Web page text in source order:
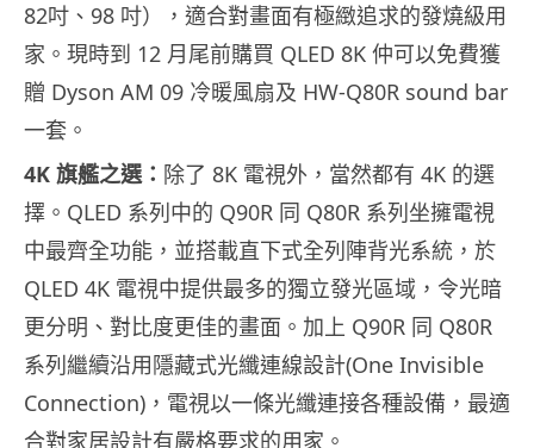
82吋、98 吋），適合對畫面有極緻追求的發燒級用
家。現時到 12 月尾前購買 QLED 8K 仲可以免費獲
贈 Dyson AM 09 冷暖風扇及 HW-Q80R sound bar
一套。
4K 旗艦之選： 除了 8K 電視外，當然都有 4K 的選
擇。QLED 系列中的 Q90R 同 Q80R 系列坐擁電視
中最齊全功能，並搭載直下式全列陣背光系統，於
QLED 4K 電視中提供最多的獨立發光區域，令光暗
更分明、對比度更佳的畫面。加上 Q90R 同 Q80R
系列繼續沿用隱藏式光纖連線設計(One Invisible
Connection)，電視以一條光纖連接各種設備，最適
合對家居設計有嚴格要求的用家。